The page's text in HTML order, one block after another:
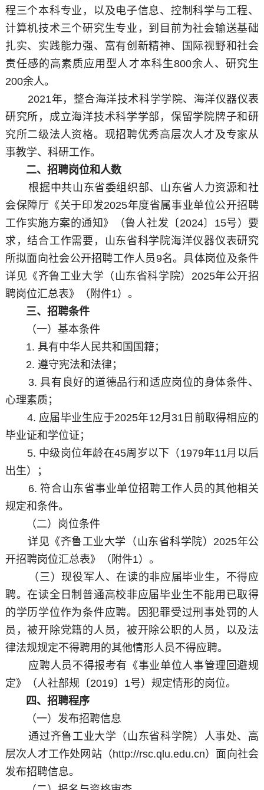
程三个本科专业，以及电子信息、控制科学与工程、
计算机技术三个研究生专业，到目前为社会输送基础
扎实、实践能力强、富有创新精神、国际视野和社会
责任感的高素质应用型人才本科生800余人、研究生
200余人。
2021年，整合海洋技术科学学院、海洋仪器仪表
研究所，成立海洋技术科学学部，保留学院牌子和研
究所二级法人资格。现招聘优秀高层次人才及专家从
事教学、科研工作。
二、招聘岗位和人数
根据中共山东省委组织部、山东省人力资源和社
会保障厅《关于印发2025年度省属事业单位公开招聘
工作实施方案的通知》（鲁人社发〔2024〕15号）要
求，结合工作需要，山东省科学院海洋仪器仪表研究
所拟面向社会公开招聘工作人员9名。具体岗位及条件
详见《齐鲁工业大学（山东省科学院）2025年公开招
聘岗位汇总表》（附件1）。
三、招聘条件
（一）基本条件
1. 具有中华人民共和国国籍；
2. 遵守宪法和法律；
3. 具有良好的道德品行和适应岗位的身体条件、
心理素质；
4. 应届毕业生应于2025年12月31日前取得相应的
毕业证和学位证；
5. 中级岗位年龄在45周岁以下（1979年11月以后
出生）；
6. 符合山东省事业单位招聘工作人员的其他相关
规定和条件。
（二）岗位条件
详见《齐鲁工业大学（山东省科学院）2025年公
开招聘岗位汇总表》（附件1）。
（三）现役军人、在读的非应届毕业生，不得应
聘。在读全日制普通高校非应届毕业生不能用已取得
的学历学位作为条件应聘。因犯罪受过刑事处罚的人
员，被开除党籍的人员，被开除公职的人员，以及法
律法规规定不得聘用的其他情形人员不得应聘。
应聘人员不得报考有《事业单位人事管理回避规
定》（人社部规〔2019〕1号）规定情形的岗位。
四、招聘程序
（一）发布招聘信息
通过齐鲁工业大学（山东省科学院）人事处、高
层次人才工作处网站（http://rsc.qlu.edu.cn）面向社会
发布招聘信息。